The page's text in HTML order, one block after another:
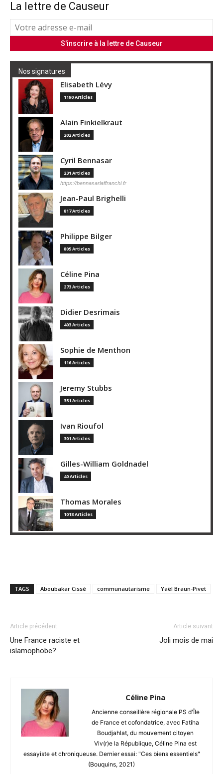
La lettre de Causeur
Nos signatures
Elisabeth Lévy
1190 Articles
Alain Finkielkraut
202 Articles
Cyril Bennasar
231 Articles
https://bennasarlaffranchi.fr
Jean-Paul Brighelli
817 Articles
Philippe Bilger
805 Articles
Céline Pina
273 Articles
Didier Desrimais
403 Articles
Sophie de Menthon
116 Articles
Jeremy Stubbs
351 Articles
Ivan Rioufol
301 Articles
Gilles-William Goldnadel
40 Articles
Thomas Morales
1018 Articles
TAGS Aboubakar Cissé communautarisme Yaël Braun-Pivet
Article précédent
Une France raciste et
islamophobe?
Article suivant
Joli mois de mai
Céline Pina
Ancienne conseillère régionale PS d'Île
de France et cofondatrice, avec Fatiha
Boudjahlat, du mouvement citoyen
Viv(r)e la République, Céline Pina est
essayiste et chroniqueuse. Dernier essai: "Ces biens essentiels"
(Bouquins, 2021)